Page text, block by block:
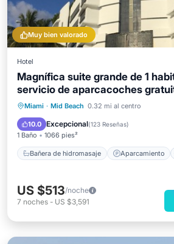
Muy bien valorado
Hotel
Magnífica suite grande de 1
servicio de aparcacoches
de spa
Miami · Mid Beach 0.32 mi al centro
10.0 Excepcional(123 Reseñas)
1 Baño 1066 pies²
Bañera de hidromasaje Aparcamiento
Bañera de hidromasaje
Piscina
Spa
US $513/noche
7 noches - US $3,591